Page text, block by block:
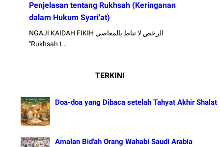
Penjelasan tentang Rukhsah (Keringanan
dalam Hukum Syari'at)
NGAJI KAIDAH FIKIH الرخص لا تناط بالمعاصي
"Rukhsah t…
TERKINI
Doa-doa yang Dibaca setelah Tahyat Akhir Shalat
Amalan Bid'ah Orang Wahabi Saudi Arabia